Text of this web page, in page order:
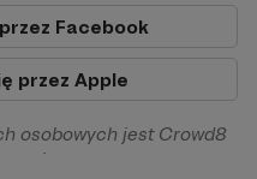
Facebook
przez Apple
osobowych jest Crowd8
ul. Żwirki i Wigury 16, 02-